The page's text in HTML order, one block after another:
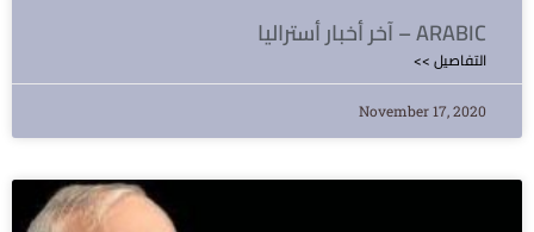
آخر أخبار أستراليا – ARABIC
<< التفاصيل
November 17, 2020